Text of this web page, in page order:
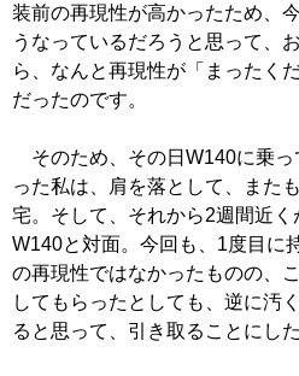
装前の再現性が高かったため、
うなっているだろうと思って、
ら、なんと再現性が「まったく
だったのです。
そのため、その日W140に乗っ
った私は、肩を落として、また
宅。そして、それから2週間近
W140と対面。今回も、1度目に
の再現性ではなかったものの、
してもらったとしても、逆に汚
ると思って、引き取ることにした